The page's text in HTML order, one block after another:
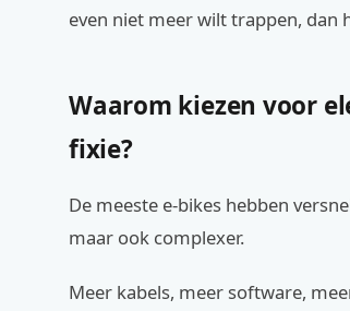
even niet meer wilt trappen, dan
Waarom kiezen voor
fixie?
De meeste e-bikes hebben
maar ook complexer.
Meer kabels, meer software,